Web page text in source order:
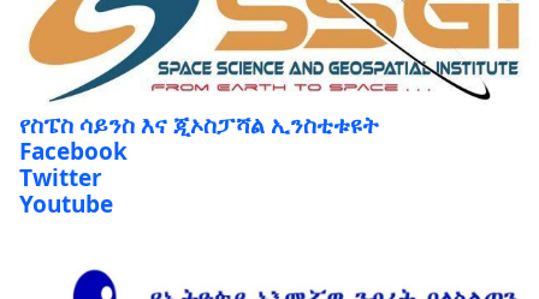
የስፔስ ሳይንስ እና ጂኦስፓሻል ኢንስቲቱዩት
Facebook
Twitter
Youtube